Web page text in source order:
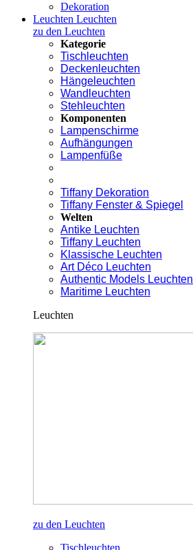
Dekoration
Leuchten Leuchten
zu den Leuchten
Kategorie
Tischleuchten
Deckenleuchten
Hängeleuchten
Wandleuchten
Stehleuchten
Komponenten
Lampenschirme
Aufhängungen
Lampenfüße
Tiffany Dekoration
Tiffany Fenster & Spiegel
Welten
Antike Leuchten
Tiffany Leuchten
Klassische Leuchten
Art Déco Leuchten
Authentic Models Leuchten
Maritime Leuchten
Leuchten
zu den Leuchten
Tischleuchten